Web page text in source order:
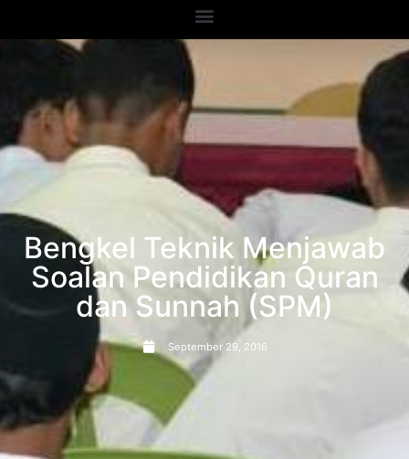
Bengkel Teknik Menjawab
Soalan Pendidikan Quran
dan Sunnah (SPM)
September 29, 2016